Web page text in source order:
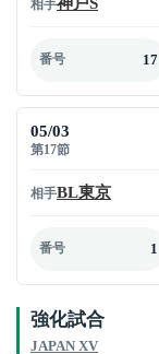
相手
番号 17
05/03
第17節
相手BL東京
番号 1
強化試合
JAPAN XV